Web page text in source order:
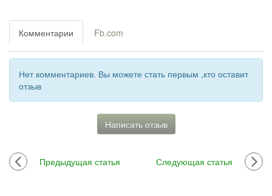
Комментарии Fb.com
Нет комментариев. Вы можете стать первым ,кто оставит
отзыв
Написать отзыв
Предыдущая статья Следующая статья